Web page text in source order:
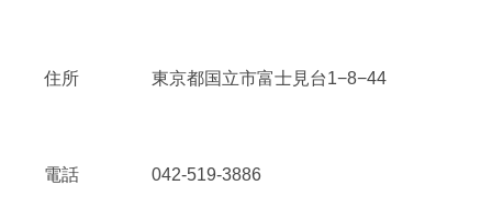
住所 東京都国立市富士見台1−8−44
電話 042-519-3886